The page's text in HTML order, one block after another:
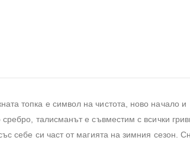
топка е символ на чистота, ново начало и
талисманът е съвместим с всички
себе си част от магията на зимния сезон.